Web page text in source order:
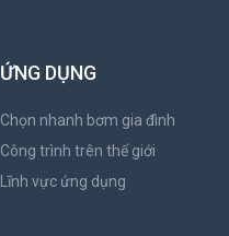
ỨNG DỤNG
Chọn nhanh bơm gia đình
Công trình trên thế giới
Lĩnh vực ứng dụng